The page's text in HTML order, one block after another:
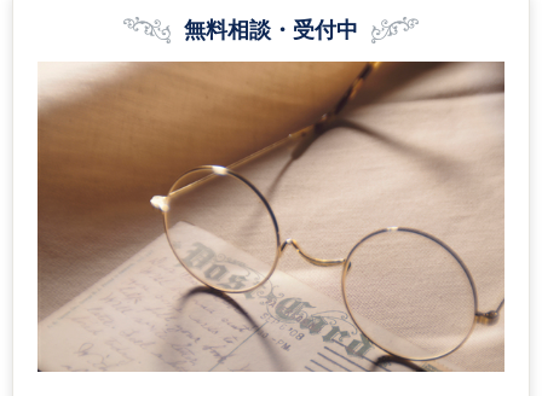
無料相談・受付中